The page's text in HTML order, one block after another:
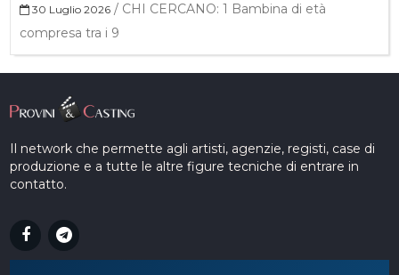
30 Luglio 2026 / CHI CERCANO: 1 Bambina di età
compresa tra i 9
Il network che permette agli artisti, agenzie, registi, case di
produzione e a tutte le altre figure tecniche di entrare in
contatto.